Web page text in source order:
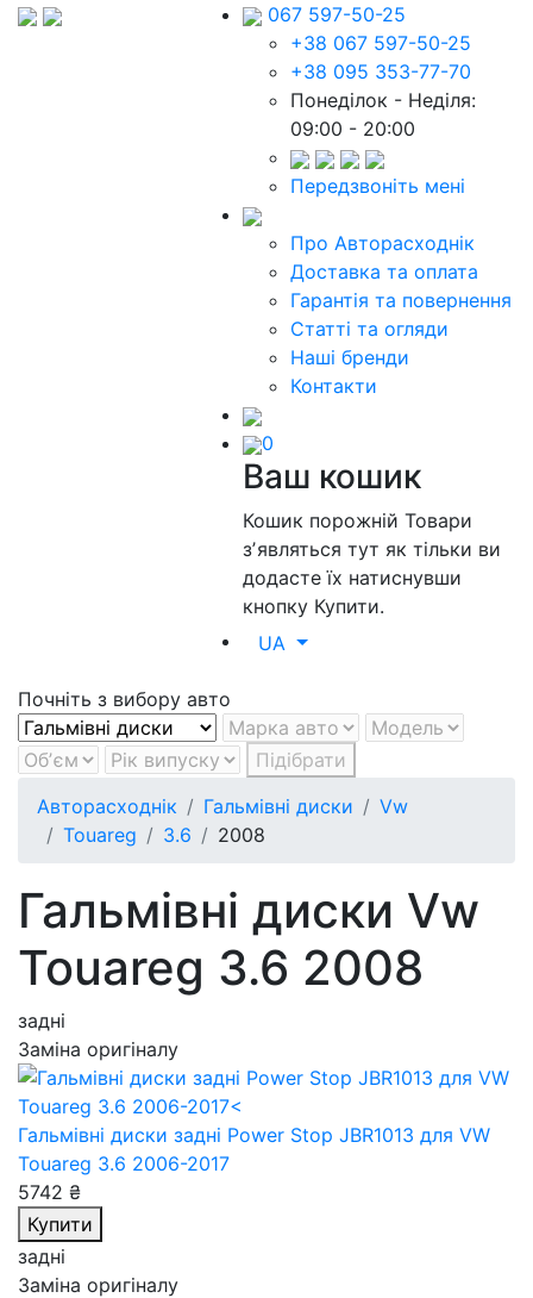
067 597-50-25
+38 067 597-50-25
+38 095 353-77-70
Понеділок - Неділя:
09:00 - 20:00
Передзвоніть мені
Про Авторасходнік
Доставка та оплата
Гарантія та повернення
Статті та огляди
Наші бренди
Контакти
0
Ваш кошик
Кошик порожнійТовари
зʼявляться тут як тільки ви
додасте їх натиснувши
кнопку Купити.
UA
Почніть з вибору авто
Підібрати
Авторасходнік
Гальмівні диски
Vw
Touareg
3.6 2008
Гальмівні диски Vw
Touareg 3.6 2008
задні
Заміна оригіналу
Гальмівні диски задні Power Stop JBR1013 для VW
Touareg 3.6 2006-2017
5742 ₴
Купити
задні
Заміна оригіналу